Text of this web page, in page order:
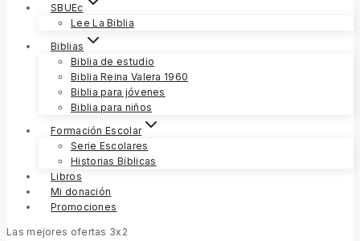
SBUEc
Lee La Biblia
Biblias
Biblia de estudio
Biblia Reina Valera 1960
Biblia para jóvenes
Biblia para niños
Formación Escolar
Serie Escolares
Historias Bíblicas
Libros
Mi donación
Promociones
Las mejores ofertas 3x2